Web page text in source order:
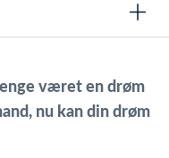
været en drøm
nu kan din drøm